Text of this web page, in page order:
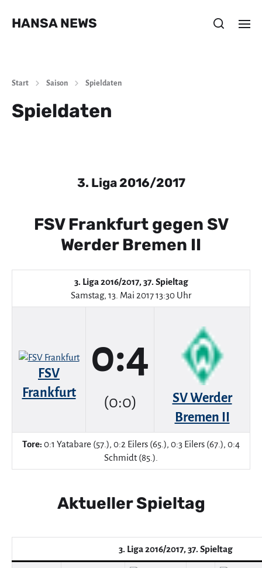
HANSA NEWS
Start Saison Spieldaten
Spieldaten
3. Liga 2016/2017
FSV Frankfurt gegen SV
Werder Bremen II
3. Liga 2016/2017, 37. Spieltag
Samstag, 13. Mai 2017 13:30 Uhr
FSV
Frankfurt
0:4
(0:0)
SV Werder
Bremen II
Tore: 0:1 Yatabare (57.), 0:2 Eilers (65.), 0:3 Eilers (67.), 0:4
Schmidt (85.).
Aktueller Spieltag
3. Liga 2016/2017, 37. Spieltag